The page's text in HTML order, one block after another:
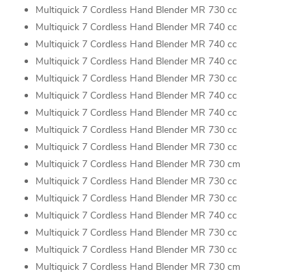
Multiquick 7 Cordless Hand Blender MR 730 cc
Multiquick 7 Cordless Hand Blender MR 740 cc
Multiquick 7 Cordless Hand Blender MR 740 cc
Multiquick 7 Cordless Hand Blender MR 740 cc
Multiquick 7 Cordless Hand Blender MR 730 cc
Multiquick 7 Cordless Hand Blender MR 740 cc
Multiquick 7 Cordless Hand Blender MR 740 cc
Multiquick 7 Cordless Hand Blender MR 730 cc
Multiquick 7 Cordless Hand Blender MR 730 cc
Multiquick 7 Cordless Hand Blender MR 730 cm
Multiquick 7 Cordless Hand Blender MR 730 cc
Multiquick 7 Cordless Hand Blender MR 730 cc
Multiquick 7 Cordless Hand Blender MR 740 cc
Multiquick 7 Cordless Hand Blender MR 730 cc
Multiquick 7 Cordless Hand Blender MR 730 cc
Multiquick 7 Cordless Hand Blender MR 730 cm